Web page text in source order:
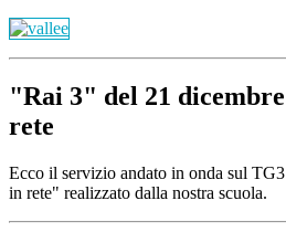
"Rai 3" del 21
rete
Ecco il servizio andato in onda sul
in rete" realizzato dalla nostra scuola.